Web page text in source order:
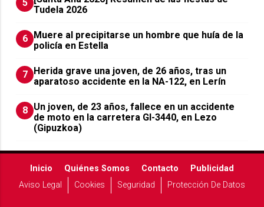
5
Tudela 2026
6
Muere al precipitarse un hombre que huía de la
policía en Estella
7
Herida grave una joven, de 26 años, tras un
aparatoso accidente en la NA-122, en Lerín
8 Un joven, de 23 años, fallece en un accidente
de moto en la carretera GI-3440, en Lezo
(Gipuzkoa)
Inicio Quiénes Somos Contacto
Publicidad
Aviso Legal
Cookies Seguridad Protección De Datos